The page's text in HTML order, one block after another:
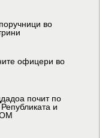
во
офицери во
почит по
и